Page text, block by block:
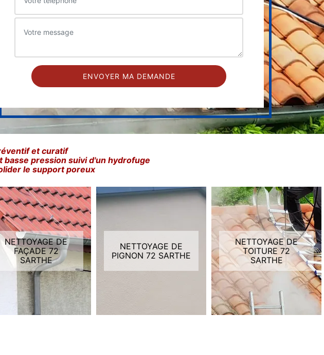
et curatif
pression suivi d'un hydrofuge
le support poreux
NETTOYAGE DE
FAÇADE 72
SARTHE
NETTOYAGE DE
PIGNON 72 SARTHE
NETTOYAGE DE
TOITURE 72
SARTHE